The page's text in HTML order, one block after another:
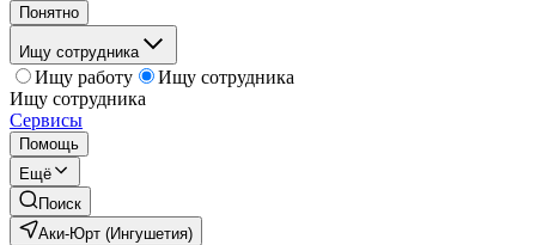
Понятно
Ищу сотрудника
Ищу работу
Ищу сотрудника
Ищу сотрудника
Сервисы
Помощь
Ещё
Поиск
Аки-Юрт (Ингушетия)